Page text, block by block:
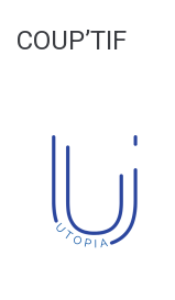
COUP’TIF